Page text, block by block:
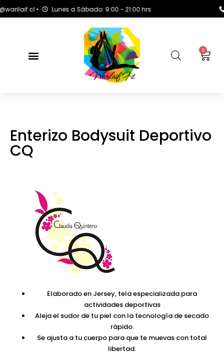
• Lunes a Sábado: 9:00 - 21:00 hrs
0
Enterizo Bodysuit Deportivo
CQ
Elaborado en Jersey, tela especializada para
actividades deportivas
Aleja el sudor de tu piel con la tecnología de secado
rápido.
Se ajusta a tu cuerpo para que te muevas con total
libertad.